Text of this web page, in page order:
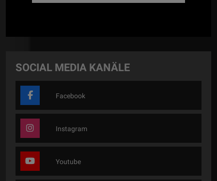
SOCIAL MEDIA KANÄLE
Facebook
Instagram
Youtube